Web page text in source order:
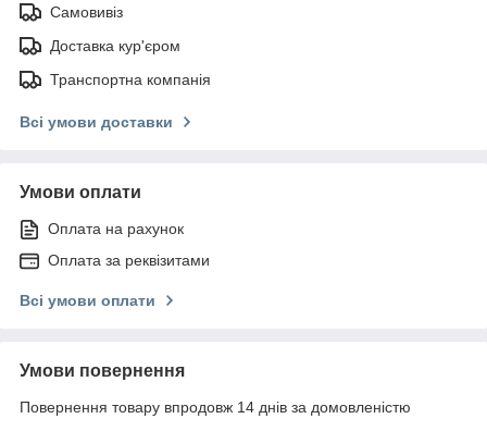
Самовивіз
Доставка кур'єром
Транспортна компанія
Всі умови доставки
Умови оплати
Оплата на рахунок
Оплата за реквізитами
Всі умови оплати
Умови повернення
Повернення товару впродовж 14 днів за домовленістю